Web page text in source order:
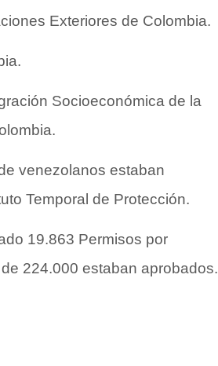
Exteriores de Colombia.
Socioeconómica de la
venezolanos estaban
Temporal de Protección.
19.863 Permisos por
224.000 estaban aprobados.